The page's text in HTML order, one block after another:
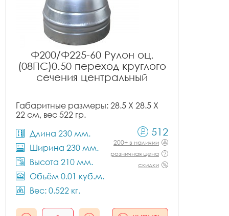
Ф200/Ф225-60 Рулон оц.
(08ПС)0.50 переход круглого
сечения центральный
Габаритные размеры: 28.5 X 28.5 X
22 см, вес 522 гр.
Длина 230 мм.
Ширина 230 мм.
Высота 210 мм.
Объём 0.01 куб.м.
Вес: 0.522 кг.
512
200+ в наличии
розничная цена
скидки